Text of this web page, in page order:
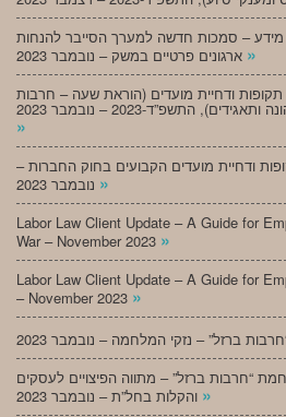
מידע – סמכות חדשה למערך הסייבר להנחות
»
תקופות ודחיית מועדים (הוראת שעה – חרבות
התשפ”ד-2023 – נובמבר 2023
»
ודחיית מועדים הקבועים בחוק החברות –
»
Labor Law Client Update – A Guide for
War – November 2023 »
Labor Law Client Update – A Guide for
– November 2023 »
“חרבות ברזל” – מתווה הפיצויים לעסקים
»